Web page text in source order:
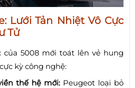
Lưới Tản Nhiệt Vô Cực
Tử
5008 mới toát lên vẻ hung
kỳ công nghệ:
thế hệ mới: Peugeot loại bỏ